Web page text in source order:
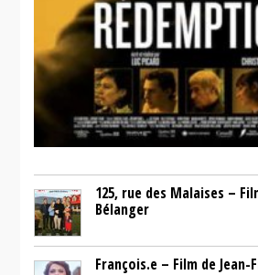
125, rue des Malaises –
Bélanger
François.e – Film de Jean-